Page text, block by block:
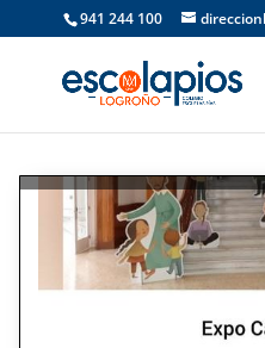
941 244 100